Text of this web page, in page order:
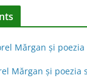
Mărgan şi
Mărgan şi poezia